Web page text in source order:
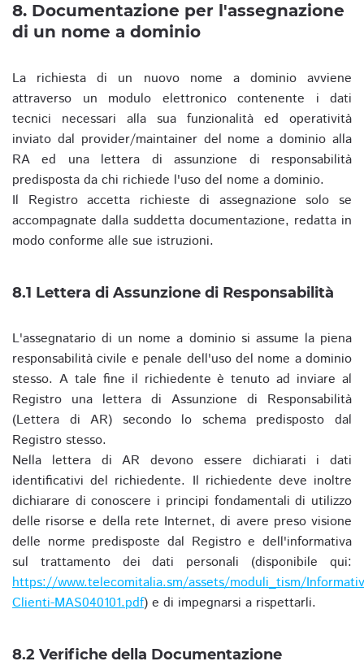
8. Documentazione per l'assegnazione
di un nome a dominio
La richiesta di un nuovo nome a dominio avviene
attraverso un modulo elettronico contenente i dati
tecnici necessari alla sua funzionalità ed operatività
inviato dal provider/maintainer del nome a dominio alla
RA ed una lettera di assunzione di responsabilità
predisposta da chi richiede l'uso del nome a dominio.
Il Registro accetta richieste di assegnazione solo se
accompagnate dalla suddetta documentazione, redatta in
modo conforme alle sue istruzioni.
8.1 Lettera di Assunzione di Responsabilità
L'assegnatario di un nome a dominio si assume la piena
responsabilità civile e penale dell'uso del nome a dominio
stesso. A tale fine il richiedente è tenuto ad inviare al
Registro una lettera di Assunzione di Responsabilità
(Lettera di AR) secondo lo schema predisposto dal
Registro stesso.
Nella lettera di AR devono essere dichiarati i dati
identificativi del richiedente. Il richiedente deve inoltre
dichiarare di conoscere i principi fondamentali di utilizzo
delle risorse e della rete Internet, di avere preso visione
delle norme predisposte dal Registro e dell'informativa
sul trattamento dei dati personali (disponibile qui:
https://www.telecomitalia.sm/assets/moduli_tism/
Clienti-MAS040101.pdf) e di impegnarsi a rispettarli.
8.2 Verifiche della Documentazione